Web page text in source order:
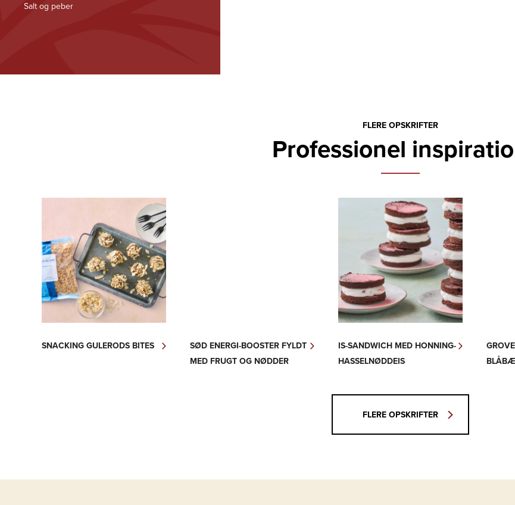
Salt og peber
FLERE OPSKRIFTER
Professionel
SNACKING GULERODS BITES
SØD ENERGI-BOOSTER FYLDT
MED FRUGT OG NØDDER
IS-SANDWICH MED HONNING-
HASSELNØDDEIS
FLERE OPSKRIFTER